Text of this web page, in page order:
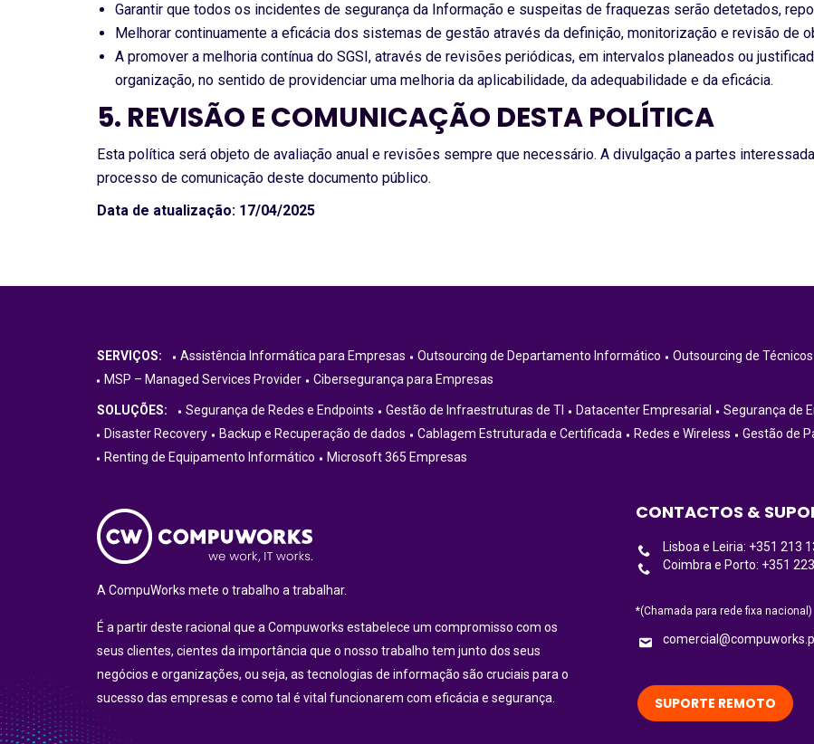
Garantir que todos os incidentes de segurança da Informação e suspeitas de fraquezas serão detetados,
Melhorar continuamente a eficácia dos sistemas de gestão através da definição, monitorização e revisão de
A promover a melhoria contínua do SGSI, através de revisões periódicas, em intervalos planeados ou
organização, no sentido de providenciar uma melhoria da aplicabilidade, da adequabilidade e da eficácia.
5. REVISÃO E COMUNICAÇÃO DESTA POLÍTICA
Esta política será objeto de avaliação anual e revisões sempre que necessário. A divulgação a partes
processo de comunicação deste documento público.
Data de atualização: 17/04/2025
SERVIÇOS: Assistência Informática para Empresas Outsourcing de Departamento Informático Outsourcing de
MSP – Managed Services Provider
Cibersegurança para Empresas
SOLUÇÕES: Segurança de Redes e Endpoints Gestão de Infraestruturas de TI Datacenter Empresarial Segurança de
Disaster Recovery
Backup e Recuperação de dados Cablagem Estruturada e Certificada Redes e Wireless
Gestão de
Renting de Equipamento Informático
Microsoft 365 Empresas
A CompuWorks mete o trabalho a trabalhar.
É a partir deste racional que a Compuworks estabelece um compromisso com os
seus clientes, cientes da importância que o nosso trabalho tem junto dos seus
negócios e organizações, ou seja, as tecnologias de informação são cruciais para o
sucesso das empresas e como tal é vital funcionarem com eficácia e segurança.
CONTACTOS &
Lisboa e Leiria: +351 213
Coimbra e Porto: +351
*(Chamada para rede fixa nacional)
SUPORTE REMOTO